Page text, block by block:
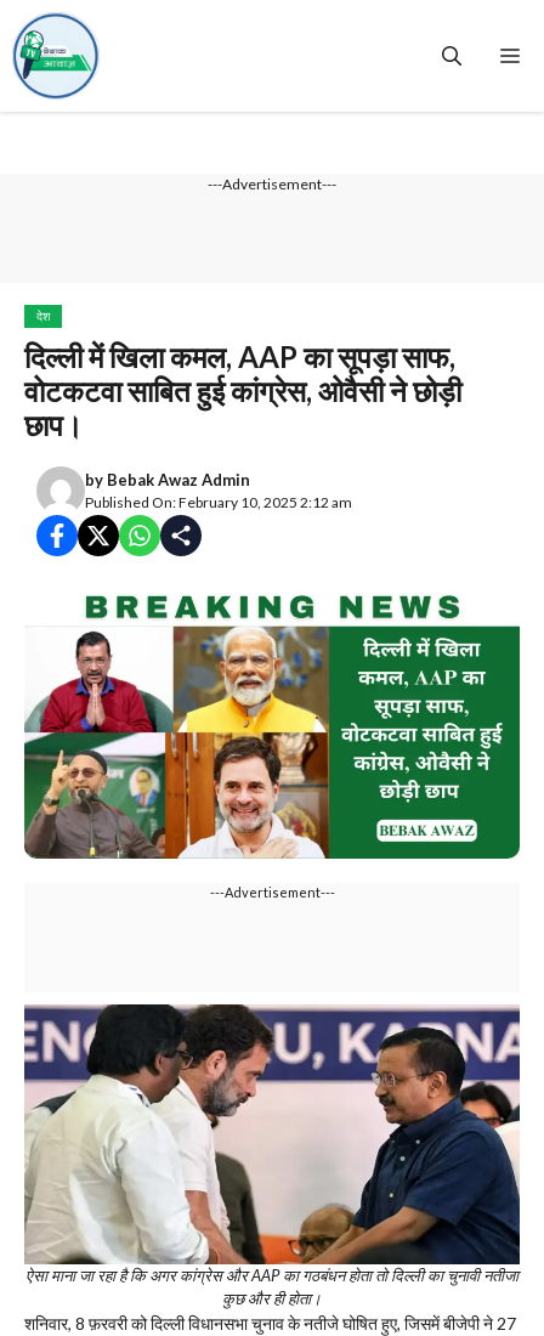
to
content
---Advertisement---
देश
दिल्ली में खिला कमल, AAP का सूपड़ा साफ,
वोटकटवा साबित हुई कांग्रेस, ओवैसी ने छोड़ी
छाप।
by Bebak Awaz Admin
Published On: February 10, 2025 2:12 am
---Advertisement---
ऐसा माना जा रहा है कि अगर कांग्रेस और AAP का गठबंधन होता तो दिल्ली का चुनावी नतीजा
कुछ और ही होता।
शनिवार, 8 फ़रवरी को दिल्ली विधानसभा चुनाव के नतीजे घोषित हुए, जिसमें बीजेपी ने 27